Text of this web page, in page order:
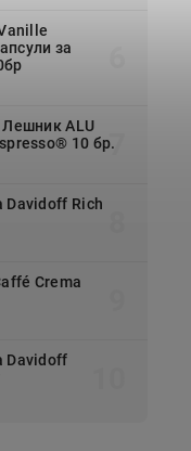
за
Лешник ALU
10 бр.
Davidoff Rich
Crema
Davidoff